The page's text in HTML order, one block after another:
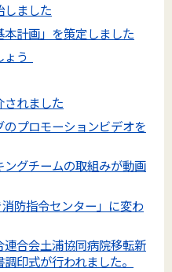
しました
本計画」を策定しました
ょう
されました
プロモーションビデオを
グチームの取組みが動画
防指令センター」に変わ
連合会土浦協同病院移転新
印式が行われました。